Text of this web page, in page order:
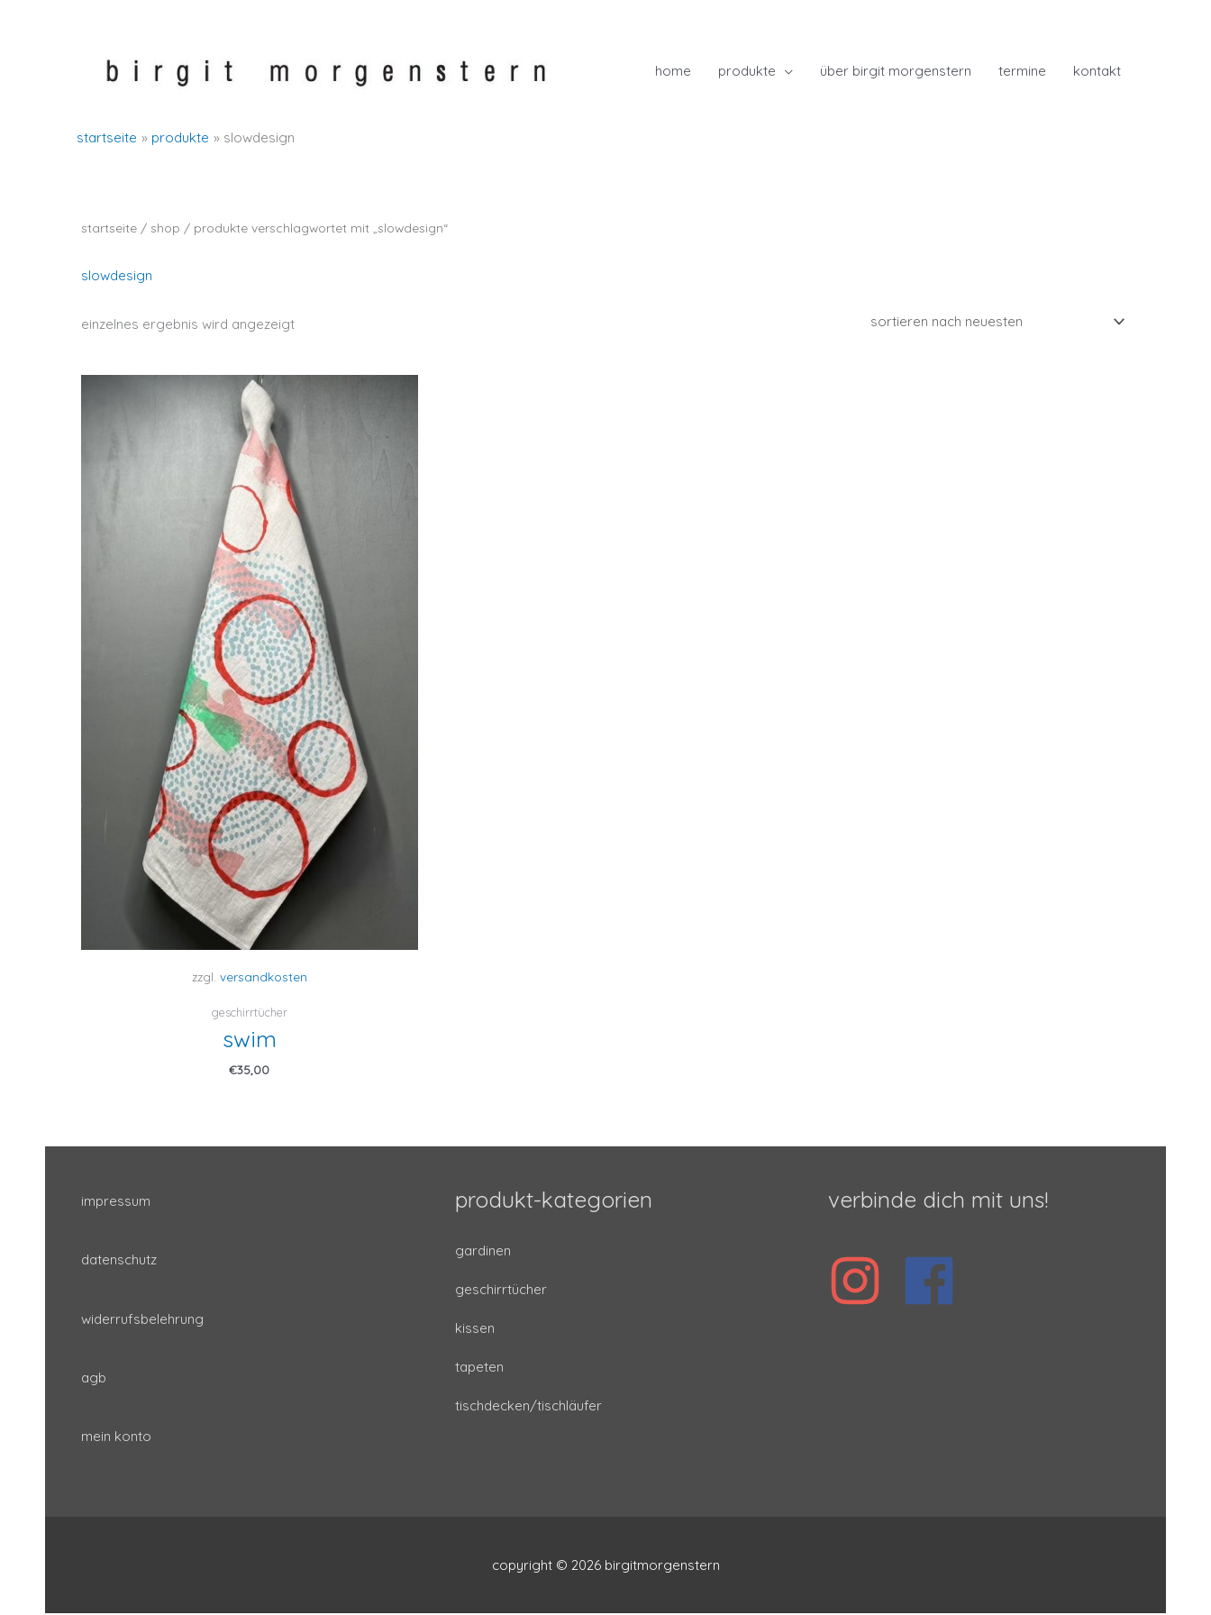
home produkte über birgit morgenstern termine kontakt
startseite produkte slowdesign
startseite / shop / produkte verschlagwortet mit „slowdesign“
slowdesign
einzelnes ergebnis wird angezeigt
zzgl. versandkosten
geschirrtücher
swim
€35,00
impressum
datenschutz
widerrufsbelehrung
agb
mein konto
produkt-kategorien
gardinen
geschirrtücher
kissen
tapeten
tischdecken/tischläufer
verbinde dich mit uns!
copyright © 2026 birgitmorgenstern